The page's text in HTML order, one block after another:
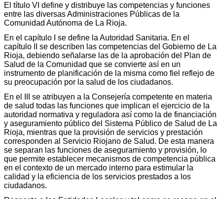
El título VI define y distribuye las competencias y funciones
entre las diversas Administraciones Públicas de la
Comunidad Autónoma de La Rioja.
En el capítulo I se define la Autoridad Sanitaria. En el
capítulo II se describen las competencias del Gobierno de La
Rioja, debiendo señalarse las de la aprobación del Plan de
Salud de la Comunidad que se convierte así en un
instrumento de planificación de la misma como fiel reflejo de
su preocupación por la salud de los ciudadanos.
En el III se atribuyen a la Consejería competente en materia
de salud todas las funciones que implican el ejercicio de la
autoridad normativa y reguladora así como la de financiación
y aseguramiento público del Sistema Público de Salud de La
Rioja, mientras que la provisión de servicios y prestación
corresponden al Servicio Riojano de Salud. De esta manera
se separan las funciones de aseguramiento y provisión, lo
que permite establecer mecanismos de competencia pública
en el contexto de un mercado interno para estimular la
calidad y la eficiencia de los servicios prestados a los
ciudadanos.